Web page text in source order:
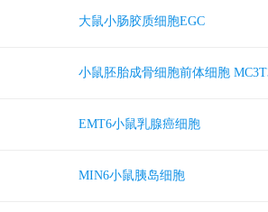
大鼠小肠胶质细胞EGC
小鼠胚胎成骨细胞前体细胞
EMT6小鼠乳腺癌细胞
MIN6小鼠胰岛细胞